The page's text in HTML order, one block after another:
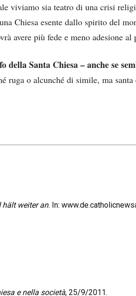
viviamo sia teatro di una crisi
Chiesa esente dallo spirito del
avere più fede e meno adesione al
Santa Chiesa – anche se
ruga o alcunché di simile, ma
hält weiter an. In:
e nella società, 25/9/2011.